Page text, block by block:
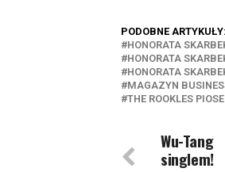
PODOBNE ARTYKUŁY:
HONORATA
HONORATA
HONORATA
MAGAZYN
THE ROOKLES
Wu-
singlem!